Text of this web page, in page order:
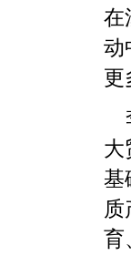
在
动
更
大
基
育